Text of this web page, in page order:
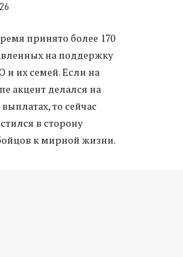
принято более 170
на поддержку
и их семей. Если на
акцент делался на
то сейчас
в сторону
к мирной жизни.